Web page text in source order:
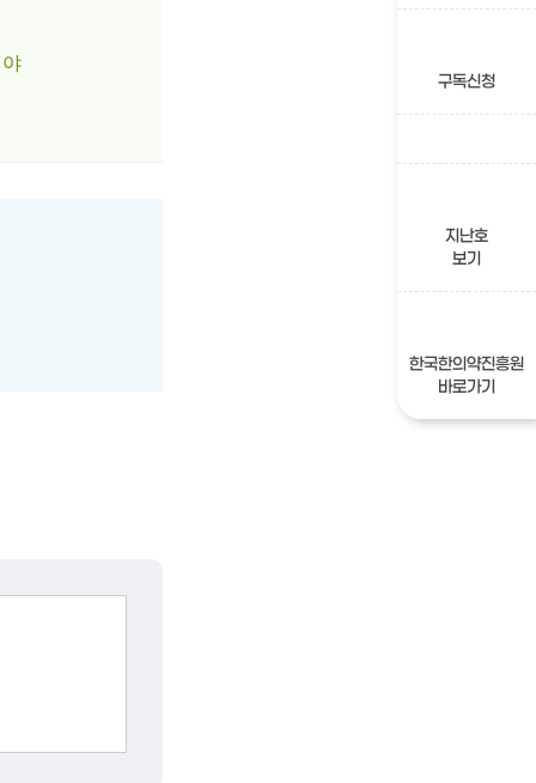
구독신청
지난호
보기
한국한의약진흥원
바로가기